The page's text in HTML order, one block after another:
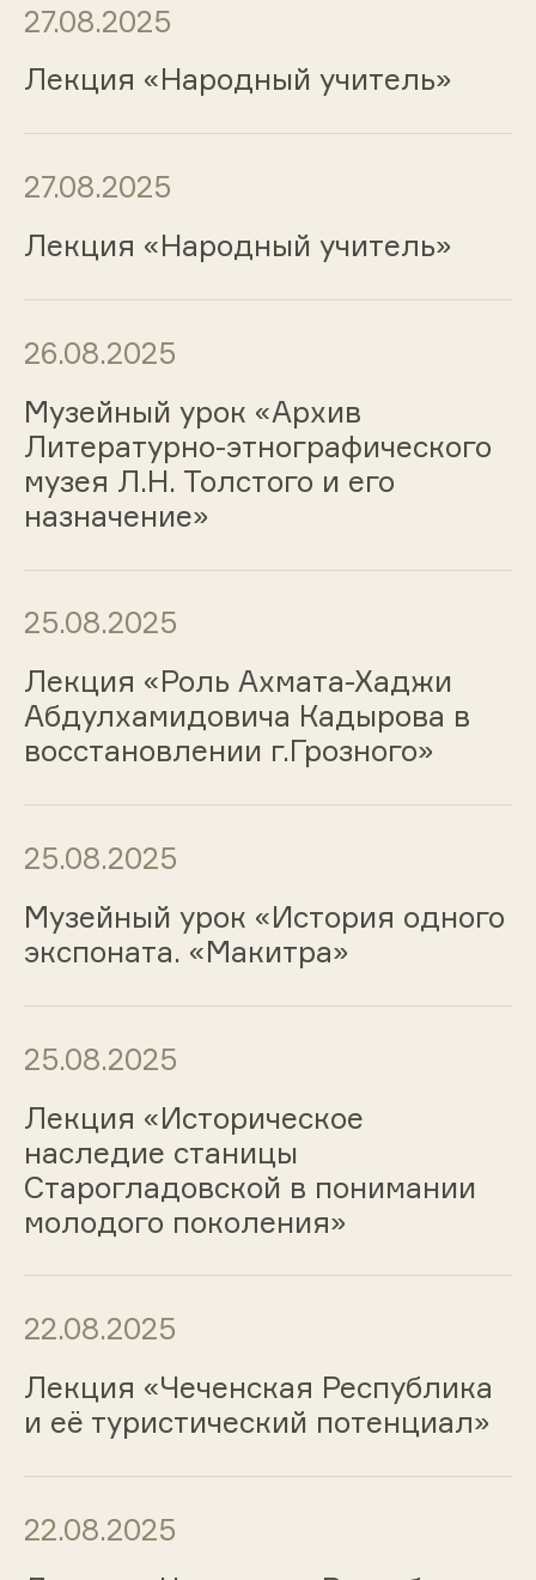
27.08.2025
Лекция «Народный учитель»
27.08.2025
Лекция «Народный учитель»
26.08.2025
Музейный урок «Архив
Литературно-этнографического
музея Л.Н. Толстого и его
назначение»
25.08.2025
Лекция «Роль Ахмата-Хаджи
Абдулхамидовича Кадырова в
восстановлении г.Грозного»
25.08.2025
Музейный урок «История одного
экспоната. «Макитра»
25.08.2025
Лекция «Историческое
наследие станицы
Старогладовской в понимании
молодого поколения»
22.08.2025
Лекция «Чеченская Республика
и её туристический потенциал»
22.08.2025